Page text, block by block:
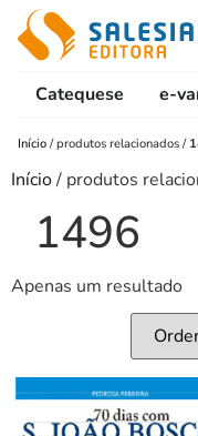
Catequese e-
Início /produtos relacionados /
Início/ produtos
1496
Apenas um resultado